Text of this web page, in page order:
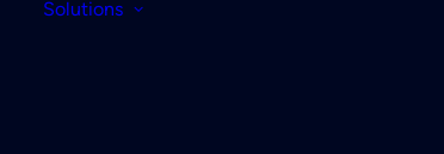
Solutions